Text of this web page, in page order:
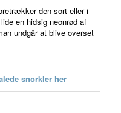
den sort eller i
en hidsig neonrød af
undgår at blive overset
snorkler her